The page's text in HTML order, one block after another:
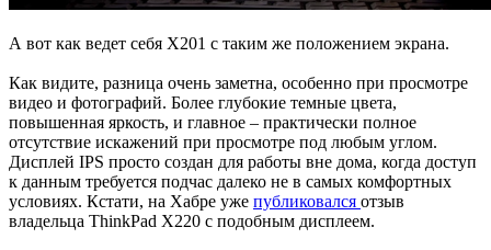
А вот как ведет себя X201 с таким же положением экрана.
Как видите, разница очень заметна, особенно при просмотре
видео и фотографий. Более глубокие темные цвета,
повышенная яркость, и главное – практически полное
отсутствие искажений при просмотре под любым углом.
Дисплей IPS просто создан для работы вне дома, когда доступ
к данным требуется подчас далеко не в самых комфортных
условиях. Кстати, на Хабре уже публиковался отзыв
владельца ThinkPad X220 с подобным дисплеем.